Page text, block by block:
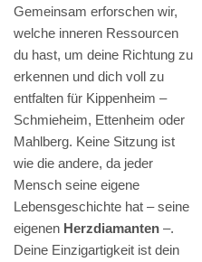
Gemeinsam erforschen wir,
welche inneren Ressourcen
du hast, um deine Richtung zu
erkennen und dich voll zu
entfalten für Kippenheim –
Schmieheim, Ettenheim oder
Mahlberg. Keine Sitzung ist
wie die andere, da jeder
Mensch seine eigene
Lebensgeschichte hat – seine
eigenen Herzdiamanten –.
Deine Einzigartigkeit ist dein